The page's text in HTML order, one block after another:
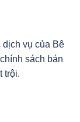
dịch vụ của Bê
sách bán
trội.